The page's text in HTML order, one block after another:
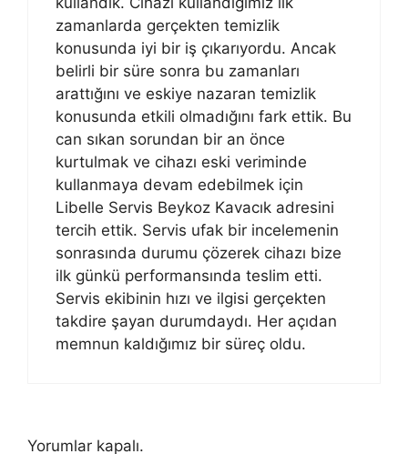
zamanlarda gerçekten temizlik
konusunda iyi bir iş çıkarıyordu. Ancak
belirli bir süre sonra bu zamanları
arattığını ve eskiye nazaran temizlik
konusunda etkili olmadığını fark ettik. Bu
can sıkan sorundan bir an önce
kurtulmak ve cihazı eski veriminde
kullanmaya devam edebilmek için
Libelle Servis Beykoz Kavacık adresini
tercih ettik. Servis ufak bir incelemenin
sonrasında durumu çözerek cihazı bize
ilk günkü performansında teslim etti.
Servis ekibinin hızı ve ilgisi gerçekten
takdire şayan durumdaydı. Her açıdan
memnun kaldığımız bir süreç oldu.
Yorumlar kapalı.